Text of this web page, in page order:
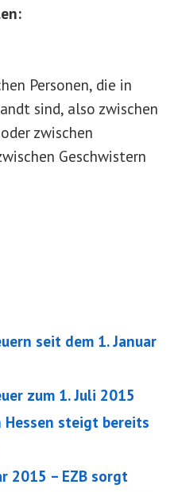
Personen, die in
sind, also zwischen
zwischen
Geschwistern
seit dem 1. Januar
zum 1. Juli 2015
Hessen steigt bereits
2015 – EZB sorgt